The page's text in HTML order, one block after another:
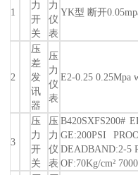
1
力
开
关
力
仪
表
YK型 断开
2
压
差
发
讯
器
压
力
仪
表
E2-0.25 0.25Mpa
3
压
力
开
关
压
力
仪
表
B420SXFS200#
GE:200PSI
DEADBAND:2-5
OF:70Kg/cm²